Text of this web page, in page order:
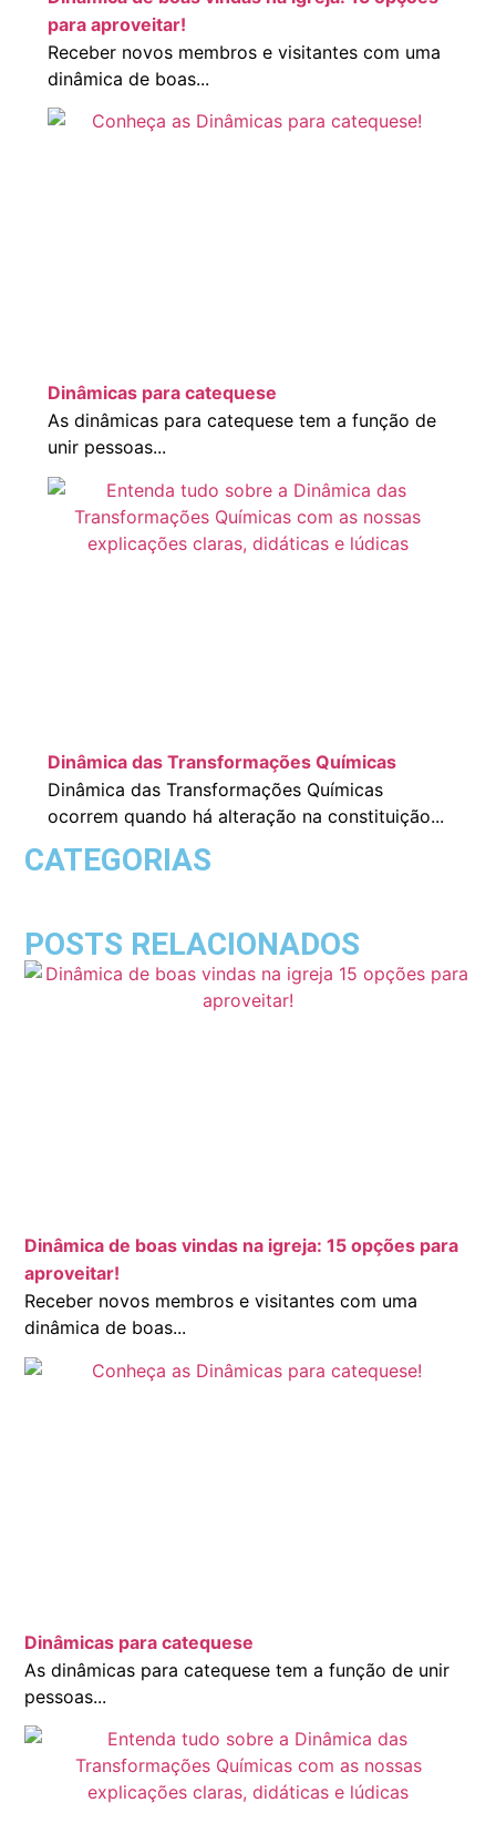
para aproveitar!
Receber novos membros e visitantes com uma
dinâmica de boas...
Dinâmicas para catequese
As dinâmicas para catequese tem a função de
unir pessoas...
Dinâmica das Transformações Químicas
Dinâmica das Transformações Químicas
ocorrem quando há alteração na constituição...
CATEGORIAS
POSTS RELACIONADOS
Dinâmica de boas vindas na igreja: 15 opções para
aproveitar!
Receber novos membros e visitantes com uma
dinâmica de boas...
Dinâmicas para catequese
As dinâmicas para catequese tem a função de unir
pessoas...